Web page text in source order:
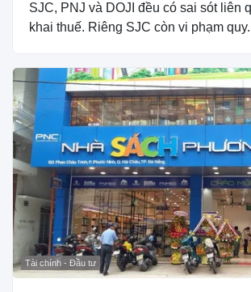
SJC, PNJ và DOJI đều có sai sót liên
khai thuế. Riêng SJC còn vi phạm
Tài chính - Đầu tư